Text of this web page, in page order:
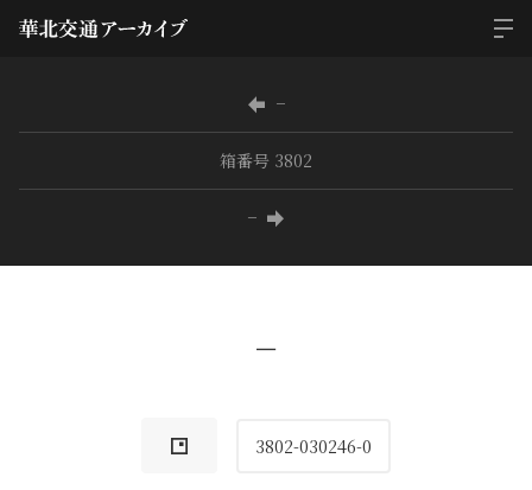
−
箱番号 3802
−
−
3802-030246-0